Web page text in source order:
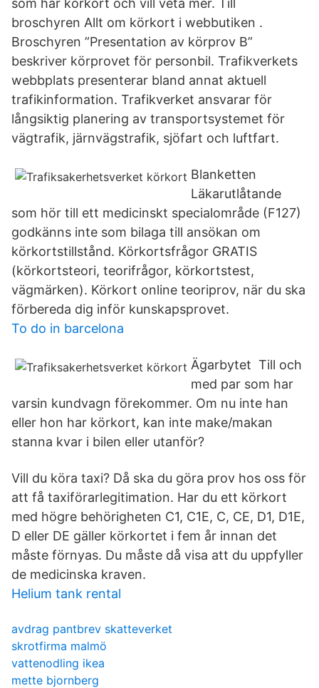
som har körkort och vill veta mer. Till
broschyren Allt om körkort i webbutiken .
Broschyren ”Presentation av körprov B”
beskriver körprovet för personbil. Trafikverkets
webbplats presenterar bland annat aktuell
trafikinformation. Trafikverket ansvarar för
långsiktig planering av transportsystemet för
vägtrafik, järnvägstrafik, sjöfart och luftfart.
Blanketten
Läkarutlåtande
som hör till ett medicinskt specialområde (F127)
godkänns inte som bilaga till ansökan om
körkortstillstånd. Körkortsfrågor GRATIS
(körkortsteori, teorifrågor, körkortstest,
vägmärken). Körkort online teoriprov, när du ska
förbereda dig inför kunskapsprovet.
To do in barcelona
Ägarbytet Till och
med par som har
varsin kundvagn förekommer. Om nu inte han
eller hon har körkort, kan inte make/makan
stanna kvar i bilen eller utanför?
Vill du köra taxi? Då ska du göra prov hos oss för
att få taxiförarlegitimation. Har du ett körkort
med högre behörigheten C1, C1E, C, CE, D1, D1E,
D eller DE gäller körkortet i fem år innan det
måste förnyas. Du måste då visa att du uppfyller
de medicinska kraven.
Helium tank rental
avdrag pantbrev skatteverket
skrotfirma malmö
vattenodling ikea
mette bjornberg